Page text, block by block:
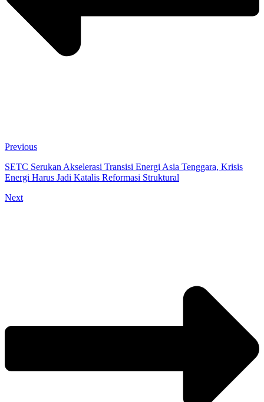
Previous
SETC Serukan Akselerasi Transisi Energi Asia Tenggara, Krisis
Energi Harus Jadi Katalis Reformasi Struktural
Next